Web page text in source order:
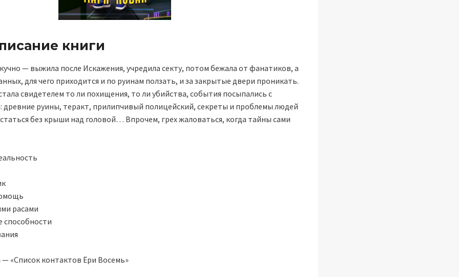
книги
— выжила после Искажения, учредила секту, потом бежала от фанатиков, а
для чего приходится и по руинам ползать, и за закрытые двери проникать.
свидетелем то ли похищения, то ли убийства, события посыпались с
древние руины, теракт, прилипчивый полицейский, секреты и проблемы людей
без крыши над головой… Впрочем, грех жаловаться, когда тайны сами
расами
способности
— «Список контактов Ёри Восемь»